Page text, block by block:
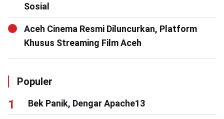
Sosial
Aceh Cinema Resmi Diluncurkan, Platform
Khusus Streaming Film Aceh
Populer
Bek Panik, Dengar Apache13